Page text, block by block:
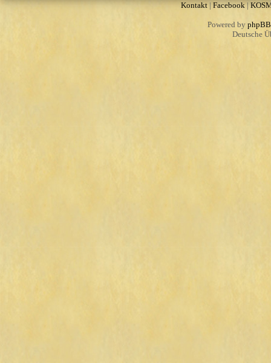
Kontakt| Facebook|
Powered by phpBB
Deutsche